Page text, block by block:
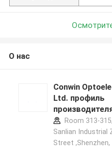
О нас
Conwin
Ltd. профиль
Room 313-
Sanlian Industrial
Street ,Shenzhen,